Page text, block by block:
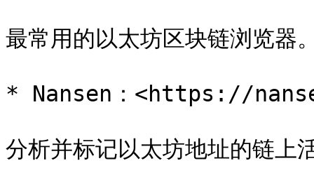
最常用的以太坊区块链浏览器
* Nansen：<https://
分析并标记以太坊地址的链上